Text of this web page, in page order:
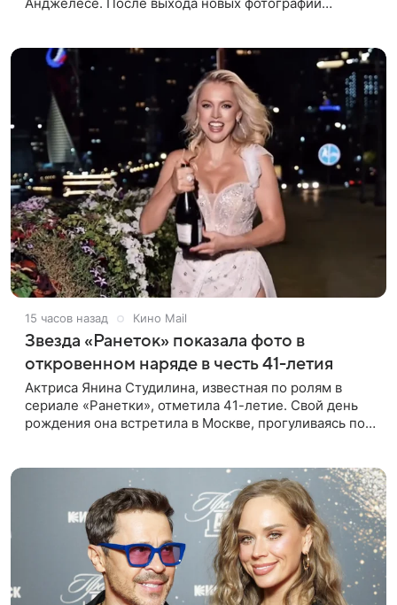
15 часов назад Кино Mail
Звезда «Ранеток» показала фото в
откровенном наряде в честь 41-летия
Актриса Янина Студилина, известная по ролям в
сериале «Ранетки», отметила 41-летие. Свой день
рождения она встретила в Москве, прогуливаясь по